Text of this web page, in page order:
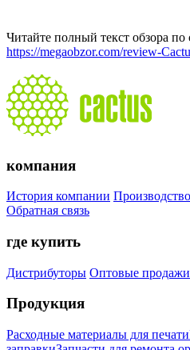
Читайте полный текст обзора по
https://megaobzor.com/review-
компания
История компании Производство
Обратная связь
где купить
Дистрибуторы Оптовые продажи
Продукция
Расходные материалы для печати